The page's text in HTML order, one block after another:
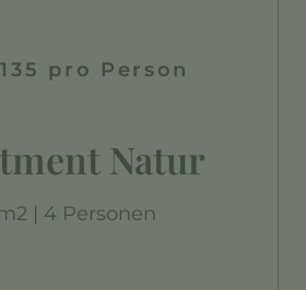
pro Person
Natur
| 4 Personen